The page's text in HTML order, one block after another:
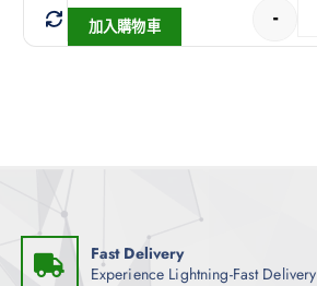
-
加入購物車
Fast Delivery
Experience Lightning-Fast Delivery